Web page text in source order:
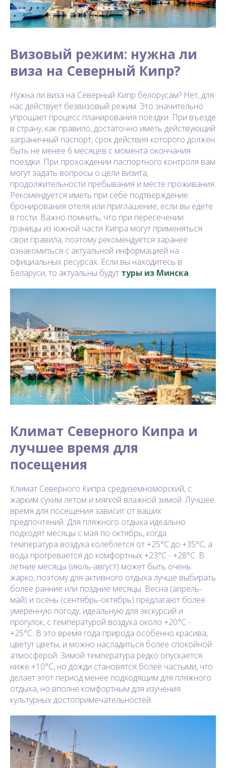
Визовый режим: нужна ли
виза на Северный Кипр?
Нужна ли виза на Северный Кипр белорусам? Нет, для
нас действует безвизовый режим. Это значительно
упрощает процесс планирования поездки. При въезде
в страну, как правило, достаточно иметь действующий
заграничный паспорт, срок действия которого должен
быть не менее 6 месяцев с момента окончания
поездки. При прохождении паспортного контроля вам
могут задать вопросы о цели визита,
продолжительности пребывания и месте проживания.
Рекомендуется иметь при себе подтверждение
бронирования отеля или приглашение, если вы едете
в гости. Важно помнить, что при пересечении
границы из южной части Кипра могут применяться
свои правила, поэтому рекомендуется заранее
ознакомиться с актуальной информацией на
официальных ресурсах. Если вы находитесь в
Беларуси, то актуальны будут туры из Минска.
Климат Северного Кипра и
лучшее время для
посещения
Климат Северного Кипра средиземноморский, с
жарким сухим летом и мягкой влажной зимой. Лучшее
время для посещения зависит от ваших
предпочтений. Для пляжного отдыха идеально
подходят месяцы с мая по октябрь, когда
температура воздуха колеблется от +25°C до +35°C, а
вода прогревается до комфортных +23°C - +28°C. В
летние месяцы (июль-август) может быть очень
жарко, поэтому для активного отдыха лучше выбирать
более ранние или поздние месяцы. Весна (апрель-
май) и осень (сентябрь-октябрь) предлагают более
умеренную погоду, идеальную для экскурсий и
прогулок, с температурой воздуха около +20°C -
+25°C. В это время года природа особенно красива,
цветут цветы, и можно насладиться более спокойной
атмосферой. Зимой температура редко опускается
ниже +10°C, но дожди становятся более частыми, что
делает этот период менее подходящим для пляжного
отдыха, но вполне комфортным для изучения
культурных достопримечательностей.